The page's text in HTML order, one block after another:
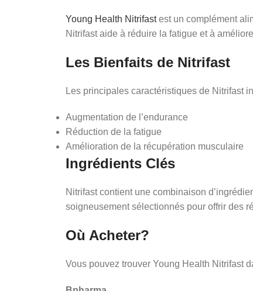
Young Health Nitrifastest un complément
Nitrifast aide à réduire la fatigue et à
Les Bienfaits de Nitrifast
Les principales caractéristiques de Nitrifast
Augmentation de l’endurance
Réduction de la fatigue
Amélioration de la récupération musculaire
Ingrédients Clés
Nitrifast contient une combinaison
soigneusement sélectionnés pour offrir des
Où Acheter?
Vous pouvez trouver Young Health Nitrifast